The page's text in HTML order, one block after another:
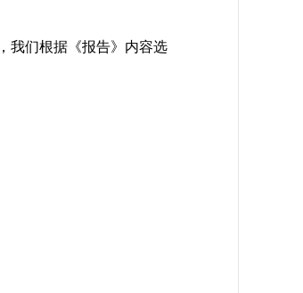
我们根据《报告》内容选